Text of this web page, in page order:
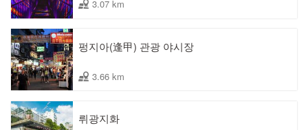
3.07 km
펑지아(逢甲) 관광 야시장
3.66 km
뤼광지화